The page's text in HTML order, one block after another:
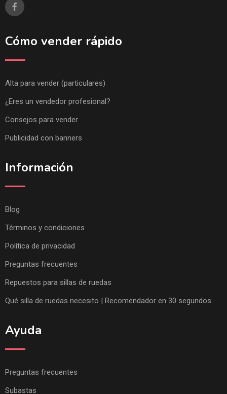
Cómo vender rápido
Alta para vender (particulares)
¿Eres un vendedor profesional?
Consejos para vender
Publicidad con banners
Información
Blog
Términos y condiciones
Política de privacidad
Preguntas frecuentes
Repuestos para sillas de ruedas
Qué silla de ruedas necesito | Recomendador en 30 segundos
Ayuda
Preguntas frecuentes
Subastas